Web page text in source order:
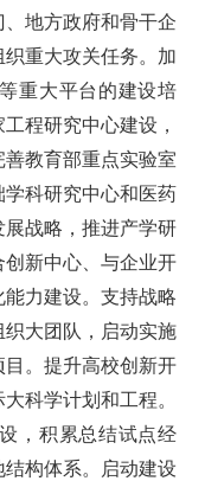
地方政府和骨干企
重大攻关任务。加
重大平台的建设培
程研究中心建设，
教育部重点实验室
科研究中心和医药
战略，推进产学研
新中心、与企业开
力建设。支持战略
大团队，启动实施
。提升高校创新开
科学计划和工程。
，积累总结试点经
构体系。启动建设